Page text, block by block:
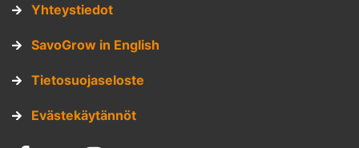
Yhteystiedot
SavoGrow in English
Tietosuojaseloste
Evästekäytännöt